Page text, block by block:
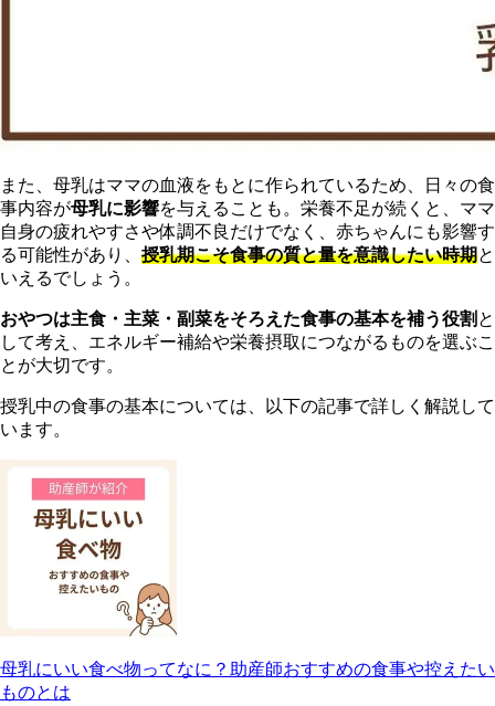
また、母乳はママの血液をもとに作られているため、日々の食
事内容が母乳に影響を与えることも。栄養不足が続くと、ママ
自身の疲れやすさや体調不良だけでなく、赤ちゃんにも影響す
る可能性があり、 授乳期こそ食事の質と量を意識したい時期と
いえるでしょう。
おやつは主食・主菜・副菜をそろえた食事の基本を補う役割 と
して考え、エネルギー補給や栄養摂取につながるものを選ぶこ
とが大切です。
授乳中の食事の基本については、以下の記事で詳しく解説して
います。
母乳にいい食べ物ってなに？助産師おすすめの食事や控えたい
ものとは